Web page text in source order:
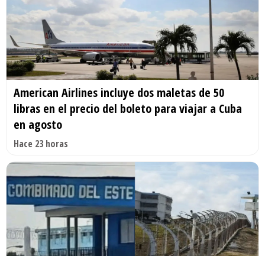
American Airlines incluye dos maletas de 50
libras en el precio del boleto para viajar a Cuba
en agosto
Hace 23 horas